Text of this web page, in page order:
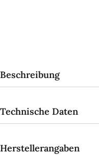
Beschreibung
Technische Daten
Herstellerangaben